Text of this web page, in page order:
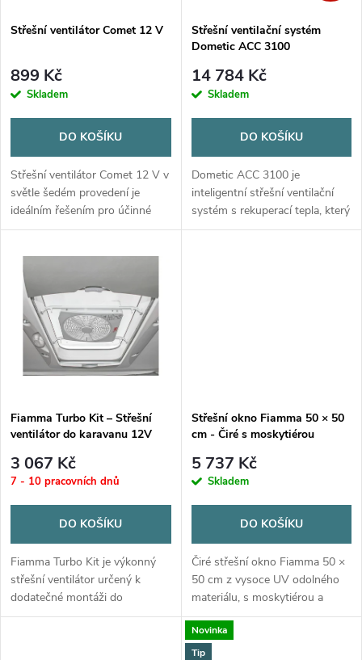
p
r
o
d
u
k
ů
s
p
r
d
u
k
ů
Střešní ventilátor Comet 12 V
899 Kč
Skladem
DO KOŠÍKU
Střešní ventilátor Comet 12 V v
světle šedém provedení je
ideálním řešením pro účinné
větrání karavanů, obytných
při...
Střešní ventilační systém
Dometic ACC 3100
14 784 Kč
Skladem
DO KOŠÍKU
Dometic ACC 3100 je
inteligentní střešní ventilační
systém s rekuperací tepla, který
zajišťuje nepřetržitou výměnu
Fiamma Turbo Kit – Střešní
ventilátor do karavanu 12V
3 067 Kč
7 - 10 pracovních dnů
DO KOŠÍKU
Fiamma Turbo Kit je výkonný
střešní ventilátor určený k
dodatečné montáži do
střešních oken karavanu nebo
Střešní okno Fiamma 50 × 50
cm - Čiré s moskytiérou
5 737 Kč
Skladem
DO KOŠÍKU
Čiré střešní okno Fiamma 50 ×
50 cm z vysoce UV odolného
materiálu, s moskytiérou a
trvalým odvětráváním.
Novinka
Tip